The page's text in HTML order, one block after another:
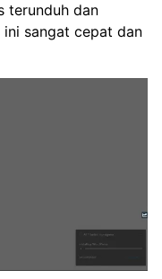
terunduh dan
sangat cepat dan